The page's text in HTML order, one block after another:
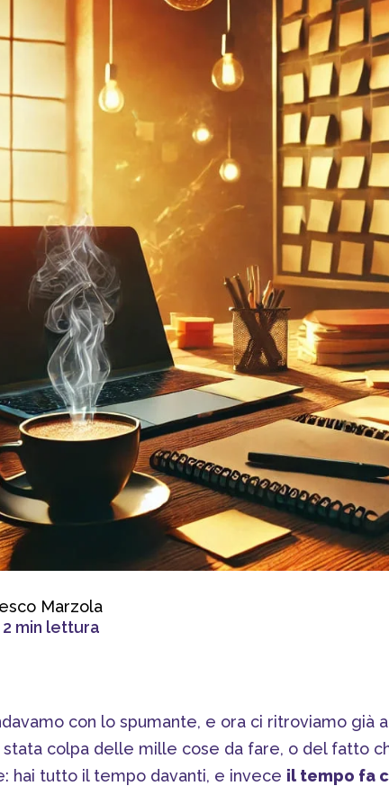
Marzola
2 min lettura
con lo spumante, e ora ci ritroviamo già
stata colpa delle mille cose da fare, o del fatto
hai tutto il tempo davanti, e invece il tempo fa